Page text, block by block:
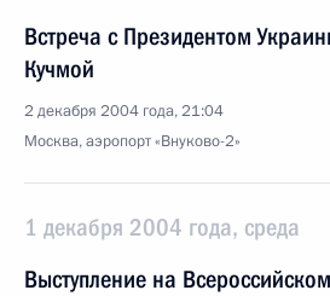
Встреча с Президентом
Кучмой
2 декабря 2004 года, 21:04
Москва, аэропорт «Внуково-2»
1 декабря 2004 года, среда
Выступление на